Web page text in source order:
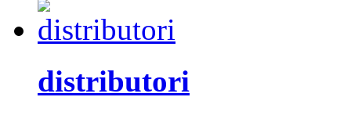
distributori